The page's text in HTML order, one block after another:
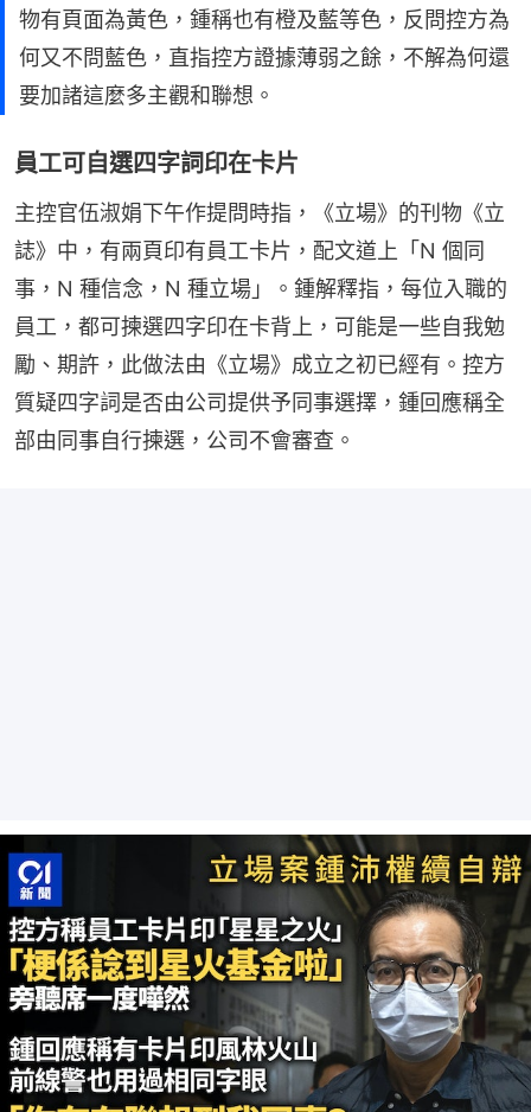
物有頁面為黃色，鍾稱也有橙及藍等色，反問控方為
何又不問藍色，直指控方證據薄弱之餘，不解為何還
要加諸這麼多主觀和聯想。
員工可自選四字詞印在卡片
主控官伍淑娟下午作提問時指，《立場》的刊物《立
誌》中，有兩頁印有員工卡片，配文道上「N 個同
事，N 種信念，N 種立場」。鍾解釋指，每位入職的
員工，都可揀選四字印在卡背上，可能是一些自我勉
勵、期許，此做法由《立場》成立之初已經有。控方
質疑四字詞是否由公司提供予同事選擇，鍾回應稱全
部由同事自行揀選，公司不會審查。